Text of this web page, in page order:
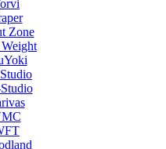
Zone